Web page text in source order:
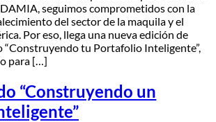
seguimos comprometidos con la
del sector de la maquila y el
Por eso, llega una nueva edición de
tu Portafolio Inteligente”,
para […]
“Construyendo un